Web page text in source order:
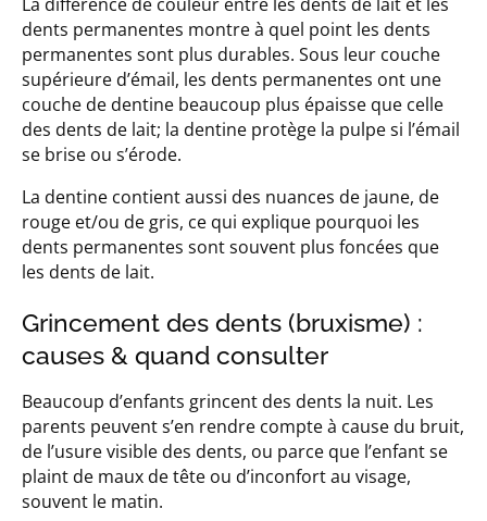
dents permanentes montre à quel point les dents
permanentes sont plus durables. Sous leur couche
supérieure d’émail, les dents permanentes ont une
couche de dentine beaucoup plus épaisse que celle
des dents de lait; la dentine protège la pulpe si l’émail
se brise ou s’érode.
La dentine contient aussi des nuances de jaune, de
rouge et/ou de gris, ce qui explique pourquoi les
dents permanentes sont souvent plus foncées que
les dents de lait.
Grincement des dents (bruxisme) :
causes & quand consulter
Beaucoup d’enfants grincent des dents la nuit. Les
parents peuvent s’en rendre compte à cause du bruit,
de l’usure visible des dents, ou parce que l’enfant se
plaint de maux de tête ou d’inconfort au visage,
souvent le matin.